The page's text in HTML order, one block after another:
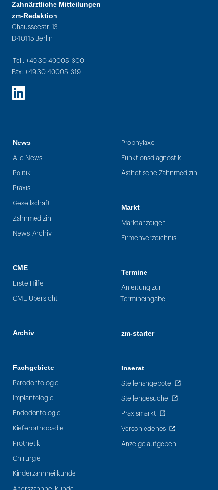
Zahnärztliche Mitteilungen
zm-Redaktion
Chausseestr. 13
D-10115 Berlin
Tel.: +49 30 40005-300
Fax: +49 30 40005-319
LinkedIn
News
Alle News
Politik
Praxis
Gesellschaft
Zahnmedizin
News-Archiv
CME
Erste Hilfe
CME Übersicht
Archiv
Fachgebiete
Parodontologie
Implantologie
Endodontologie
Kieferorthopädie
Prothetik
Chirurgie
Kinderzahnheilkunde
Alterszahnheilkunde
Prophylaxe
Funktionsdiagnostik
Ästhetische Zahnmedizin
Markt
Marktanzeigen
Firmenverzeichnis
Termine
Anleitung zur
Termineingabe
zm-starter
Inserat
Stellenangebote
Stellengesuche
Praxismarkt
Verschiedenes
Anzeige aufgeben